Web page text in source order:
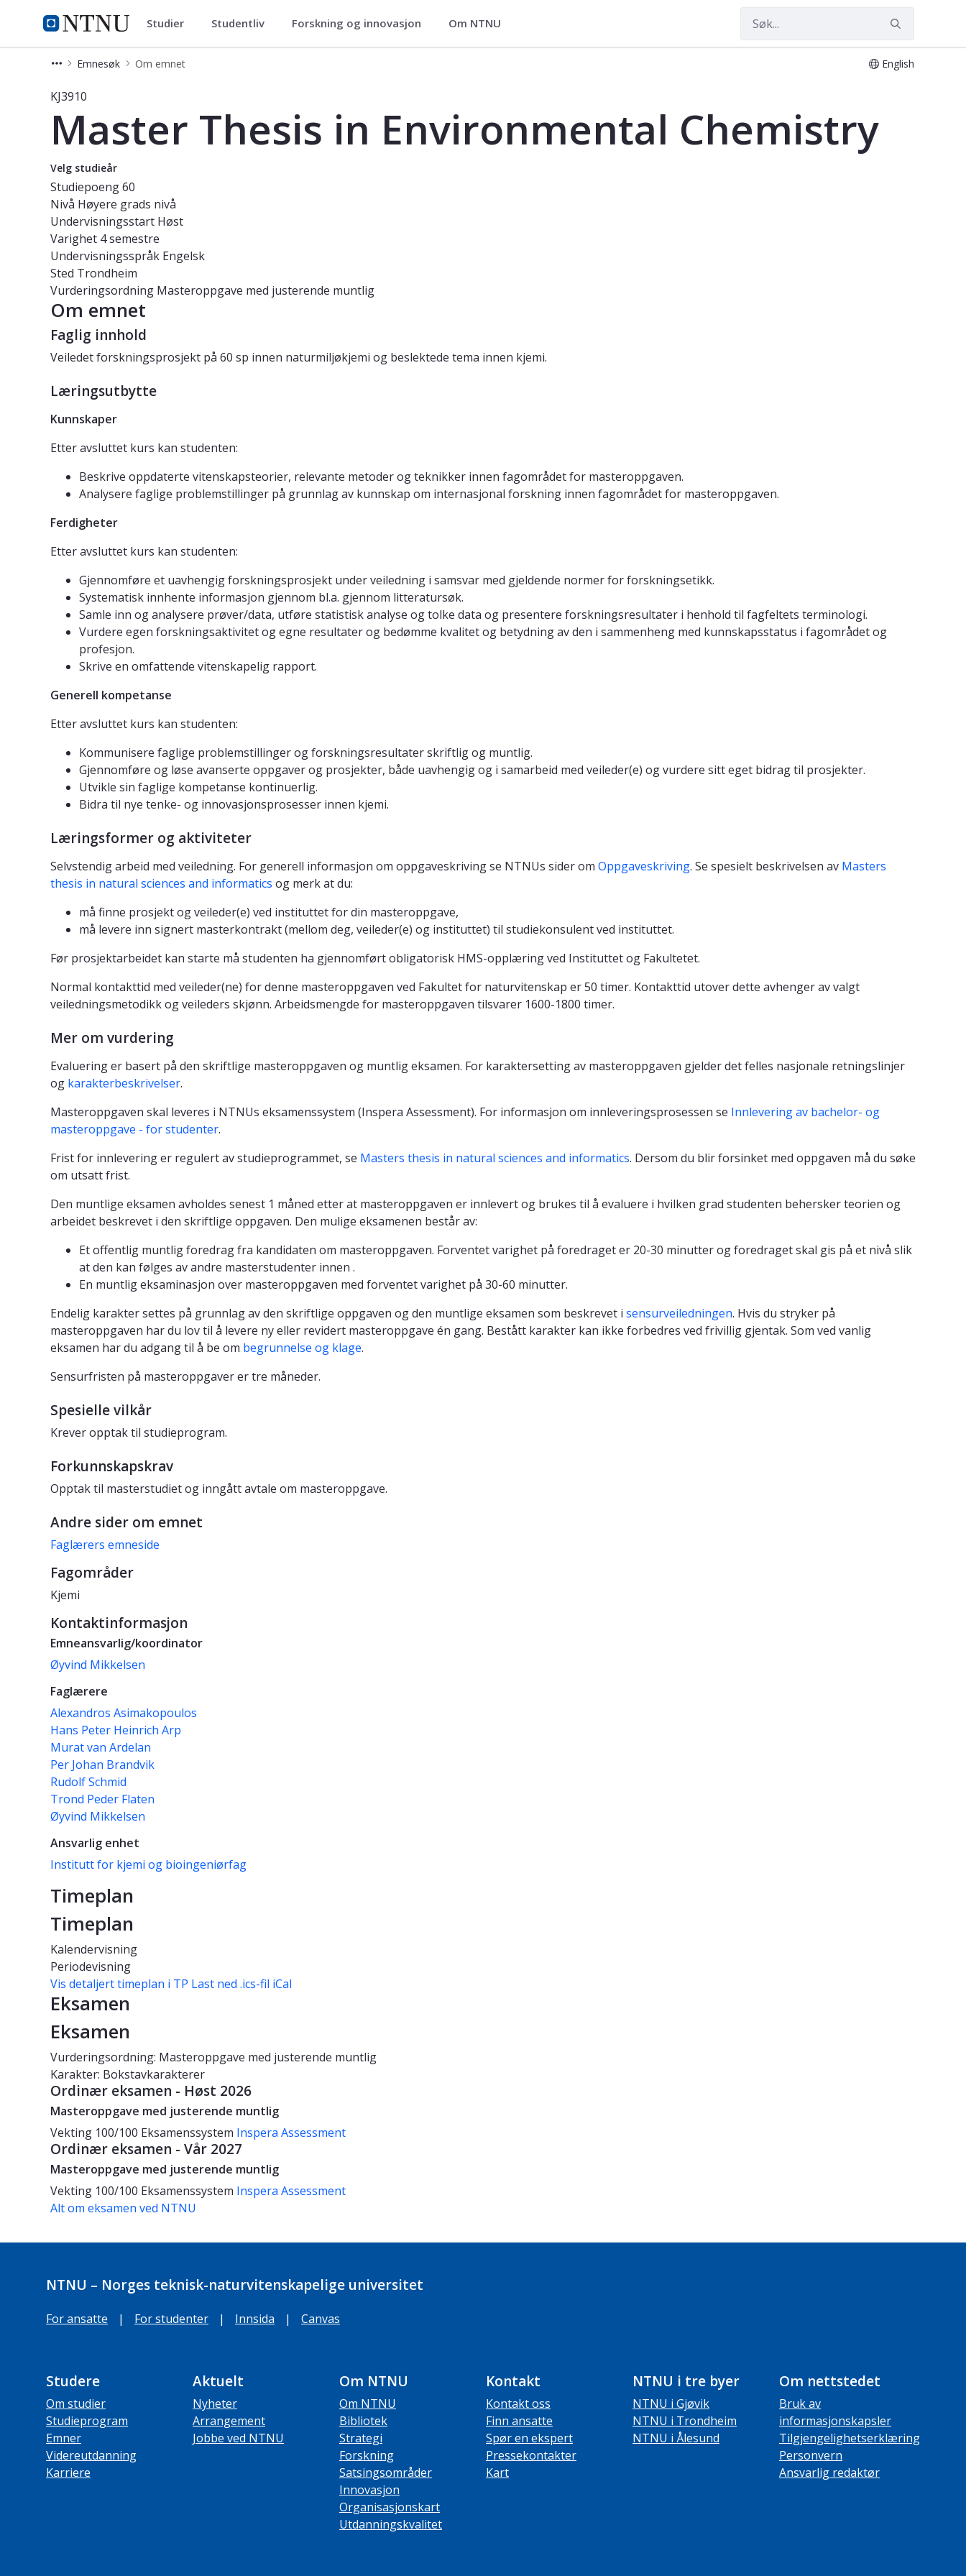
NTNU Hjemmeside
Studier Studier Studentliv Forskning og innovasjon Om NTNU
Emnesøk Om emnet English
Emne - Master Thesis in Environmental Chemistry - KJ3910
KJ3910
Master Thesis in Environmental Chemistry
Velg studieår
Studiepoeng60
Nivå Høyere grads nivå
Undervisningsstart Høst
Varighet 4 semestre
Undervisningsspråk Engelsk
Sted Trondheim
Vurderingsordning Masteroppgave med justerende muntlig
Om emnet
Faglig innhold
Veiledet forskningsprosjekt på 60 sp innen naturmiljøkjemi og beslektede tema innen kjemi.
Læringsutbytte
Kunnskaper
Etter avsluttet kurs kan studenten:
Beskrive oppdaterte vitenskapsteorier, relevante metoder og teknikker innen fagområdet for masteroppgaven.
Analysere faglige problemstillinger på grunnlag av kunnskap om internasjonal forskning innen fagområdet for masteroppgaven.
Ferdigheter
Etter avsluttet kurs kan studenten:
Gjennomføre et uavhengig forskningsprosjekt under veiledning i samsvar med gjeldende normer for forskningsetikk.
Systematisk innhente informasjon gjennom bl.a. gjennom litteratursøk.
Samle inn og analysere prøver/data, utføre statistisk analyse og tolke data og presentere forskningsresultater i henhold til fagfeltets terminologi.
Vurdere egen forskningsaktivitet og egne resultater og bedømme kvalitet og betydning av den i sammenheng med kunnskapsstatus i fagområdet og
profesjon.
Skrive en omfattende vitenskapelig rapport.
Generell kompetanse
Etter avsluttet kurs kan studenten:
Kommunisere faglige problemstillinger og forskningsresultater skriftlig og muntlig.
Gjennomføre og løse avanserte oppgaver og prosjekter, både uavhengig og i samarbeid med veileder(e) og vurdere sitt eget bidrag til prosjekter.
Utvikle sin faglige kompetanse kontinuerlig.
Bidra til nye tenke- og innovasjonsprosesser innen kjemi.
Læringsformer og aktiviteter
Selvstendig arbeid med veiledning. For generell informasjon om oppgaveskriving se NTNUs sider om Oppgaveskriving. Se spesielt beskrivelsen av Masters
thesis in natural sciences and informatics og merk at du:
må finne prosjekt og veileder(e) ved instituttet for din masteroppgave,
må levere inn signert masterkontrakt (mellom deg, veileder(e) og instituttet) til studiekonsulent ved instituttet.
Før prosjektarbeidet kan starte må studenten ha gjennomført obligatorisk HMS-opplæring ved Instituttet og Fakultetet.
Normal kontakttid med veileder(ne) for denne masteroppgaven ved Fakultet for naturvitenskap er 50 timer. Kontakttid utover dette avhenger av valgt
veiledningsmetodikk og veileders skjønn. Arbeidsmengde for masteroppgaven tilsvarer 1600-1800 timer.
Mer om vurdering
Evaluering er basert på den skriftlige masteroppgaven og muntlig eksamen. For karaktersetting av masteroppgaven gjelder det felles nasjonale retningslinjer
og karakterbeskrivelser.
Masteroppgaven skal leveres i NTNUs eksamenssystem (Inspera Assessment). For informasjon om innleveringsprosessen se Innlevering av bachelor- og
masteroppgave - for studenter.
Frist for innlevering er regulert av studieprogrammet, se Masters thesis in natural sciences and informatics. Dersom du blir forsinket med oppgaven må du søke
om utsatt frist.
Den muntlige eksamen avholdes senest 1 måned etter at masteroppgaven er innlevert og brukes til å evaluere i hvilken grad studenten behersker teorien og
arbeidet beskrevet i den skriftlige oppgaven. Den mulige eksamenen består av:
Et offentlig muntlig foredrag fra kandidaten om masteroppgaven. Forventet varighet på foredraget er 20-30 minutter og foredraget skal gis på et nivå slik
at den kan følges av andre masterstudenter innen .
En muntlig eksaminasjon over masteroppgaven med forventet varighet på 30-60 minutter.
Endelig karakter settes på grunnlag av den skriftlige oppgaven og den muntlige eksamen som beskrevet i sensurveiledningen. Hvis du stryker på
masteroppgaven har du lov til å levere ny eller revidert masteroppgave én gang. Bestått karakter kan ikke forbedres ved frivillig gjentak. Som ved vanlig
eksamen har du adgang til å be om begrunnelse og klage.
Sensurfristen på masteroppgaver er tre måneder.
Spesielle vilkår
Krever opptak til studieprogram.
Forkunnskapskrav
Opptak til masterstudiet og inngått avtale om masteroppgave.
Andre sider om emnet
Faglærers emneside
Fagområder
Kjemi
Kontaktinformasjon
Emneansvarlig/koordinator
Øyvind Mikkelsen
Faglærere
Alexandros Asimakopoulos
Hans Peter Heinrich Arp
Murat van Ardelan
Per Johan Brandvik
Rudolf Schmid
Trond Peder Flaten
Øyvind Mikkelsen
Ansvarlig enhet
Institutt for kjemi og bioingeniørfag
Timeplan
Timeplan
Kalendervisning
Periodevisning
Vis detaljert timeplan i TP Last ned .ics-fil iCal
Eksamen
Eksamen
Vurderingsordning: Masteroppgave med justerende muntlig
Karakter: Bokstavkarakterer
Ordinær eksamen - Høst 2026
Masteroppgave med justerende muntlig
Vekting 100/100 Eksamenssystem Inspera Assessment
Ordinær eksamen - Vår 2027
Masteroppgave med justerende muntlig
Vekting 100/100 Eksamenssystem Inspera Assessment
Alt om eksamen ved NTNU
NTNU – Norges teknisk-naturvitenskapelige universitet
For ansatte | For studenter | Innsida | Canvas
Studere
Om studier
Studieprogram
Emner
Videreutdanning
Karriere
Aktuelt
Nyheter
Arrangement
Jobbe ved NTNU
Om NTNU
Om NTNU
Bibliotek
Strategi
Forskning
Satsingsområder
Innovasjon
Organisasjonskart
Utdanningskvalitet
Kontakt
Kontakt oss
Finn ansatte
Spør en ekspert
Pressekontakter
Kart
NTNU i tre byer
NTNU i Gjøvik
NTNU i Trondheim
NTNU i Ålesund
Om nettstedet
Bruk av
informasjonskapsler
Tilgjengelighetserklæring
Personvern
Ansvarlig redaktør